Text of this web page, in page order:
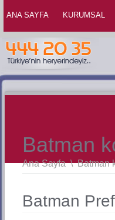
ANA SAYFA KURUMSAL
Batman
Ana Sayfa \Batman
Batman